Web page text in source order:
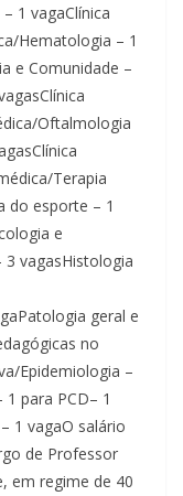
1 vagaClínica
Hematologia – 1
e Comunidade –
Oftalmologia
Terapia
do esporte – 1
e
vagasHistologia
geral e
no
Epidemiologia –
para PCD– 1
1 vagaO salário
de Professor
em regime de 40